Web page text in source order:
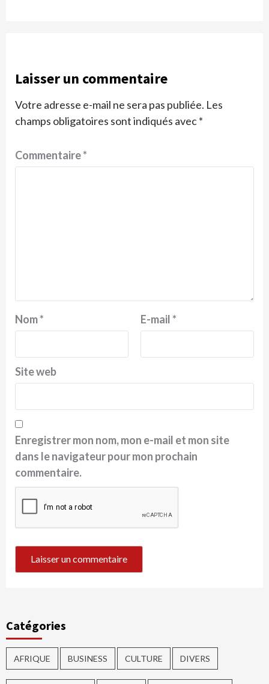
Laisser un commentaire
Votre adresse e-mail ne sera pas publiée. Les
champs obligatoires sont indiqués avec*
Commentaire*
Nom* E-mail*
Site web
Enregistrer mon nom, mon e-mail et mon site
dans le navigateur pour mon prochain
commentaire.
Catégories
AFRIQUE BUSINESS CULTURE DIVERS